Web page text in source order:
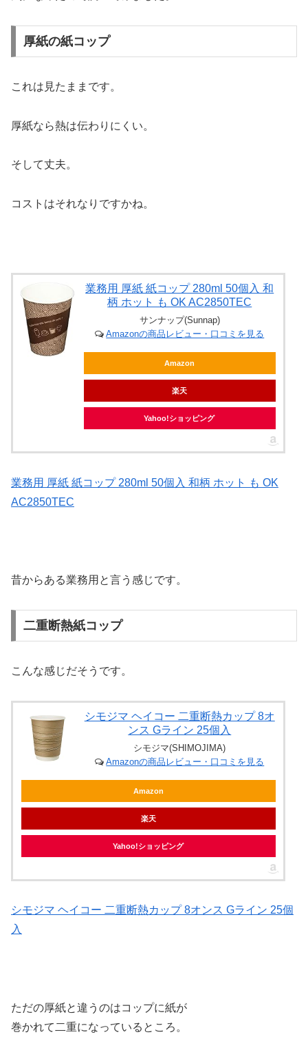
厚紙の紙コップ
これは見たままです。
厚紙なら熱は伝わりにくい。
そして丈夫。
コストはそれなりですかね。
業務用 厚紙 紙コップ 280ml 50個入 和
柄 ホット も OK AC2850TEC
サンナップ(Sunnap)
Amazonの商品レビュー・口コミを見る
Amazon
楽天
Yahoo!ショッピング
業務用 厚紙 紙コップ 280ml 50個入 和柄 ホット も OK
AC2850TEC
昔からある業務用と言う感じです。
二重断熱紙コップ
こんな感じだそうです。
シモジマ ヘイコー 二重断熱カップ 8オ
ンス Gライン 25個入
シモジマ(SHIMOJIMA)
Amazonの商品レビュー・口コミを見る
Amazon
楽天
Yahoo!ショッピング
シモジマ ヘイコー 二重断熱カップ 8オンス Gライン 25個
入
ただの厚紙と違うのはコップに紙が
巻かれて二重になっているところ。